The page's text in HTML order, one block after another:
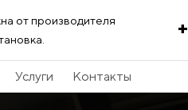
от производителя
Услуги Контакты